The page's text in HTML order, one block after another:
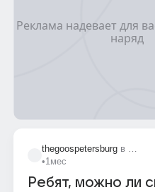
thegoospetersburg в
•1мес
Ребят, можно ли